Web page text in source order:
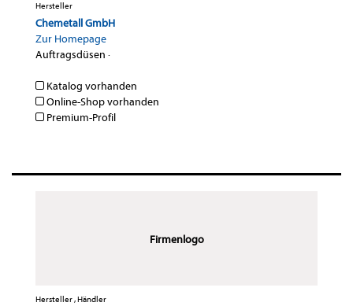
Hersteller
Chemetall GmbH
Zur Homepage
Auftragsdüsen ·
Katalog vorhanden
Online-Shop vorhanden
Premium-Profil
Firmenlogo
Hersteller , Händler